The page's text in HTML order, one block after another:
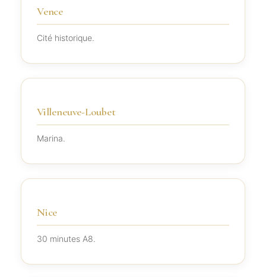
Vence
Cité historique.
Villeneuve-Loubet
Marina.
Nice
30 minutes A8.